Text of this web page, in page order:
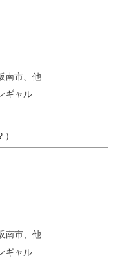
南市、他
ギャル
南市、他
ギャル